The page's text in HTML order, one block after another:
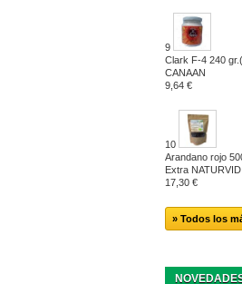
9
Clark F-4 240
CANAAN
9,64 €
10
Arandano rojo
Extra NATURVID
17,30 €
» Todos los